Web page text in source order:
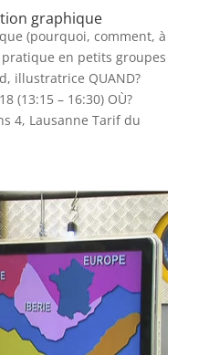
graphique
(pourquoi, comment, à
en petits groupes
illustratrice QUAND?
(13:15 – 16:30) OÙ?
4, Lausanne Tarif du